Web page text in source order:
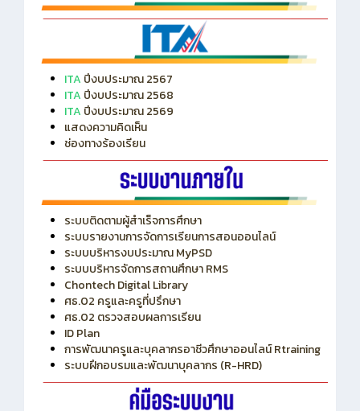
ITA ปีงบประมาณ 2567
ITA ปีงบประมาณ 2568
ITAปีงบประมาณ 2569
แสดงความคิดเห็น
ช่องทางร้องเรียน
ระบบติดตามผู้สำเร็จการศึกษา
ระบบรายงานการจัดการเรียนการสอนออนไลน์
ระบบบริหารงบประมาณ MyPSD
ระบบบริหารจัดการสถานศึกษา RMS
Chontech Digital Library
ศธ.02 ครูและครูที่ปรึกษา
ศธ.02 ตรวจสอบผลการเรียน
ID Plan
การพัฒนาครูและบุคลากรอาชีวศึกษาออนไลน์ Rtraining
ระบบฝึกอบรมและพัฒนาบุคลากร (R-HRD)